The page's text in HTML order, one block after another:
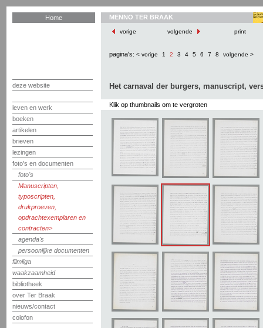
Home
deze website
leven en werk
boeken
artikelen
brieven
lezingen
foto's en documenten
foto's
Manuscripten,
typoscripten,
drukproeven,
opdrachtexemplaren en
contracten
agenda's
persoonlijke documenten
filmliga
waakzaamheid
bibliotheek
over Ter Braak
nieuws/contact
colofon
MENNO TER BRAAK
vorige volgende print
pagina's: < vorige 1 2 3 4 5 6 7 8 volgende >
Het carnaval der burgers, manuscript,
Klik op thumbnails om te vergroten